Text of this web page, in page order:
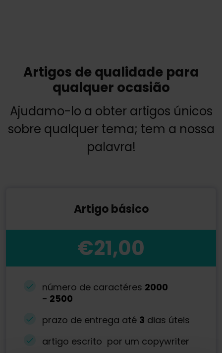
Artigos de qualidade para
qualquer ocasião
Ajudamo-lo a obter artigos únicos
sobre qualquer tema; tem a nossa
palavra!
Artigo básico
€21,00
número de caractéres 2000
- 2500
prazo de entrega até 3 dias úteis
artigo escrito por um copywriter